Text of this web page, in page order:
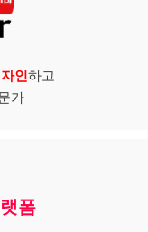
인하고
가
폼